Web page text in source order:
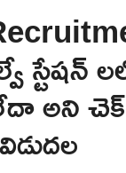
స్టేషన్
అని